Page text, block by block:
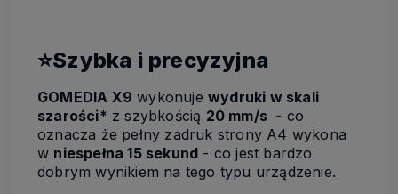
⭐Szybka i precyzyjna
GOMEDIA X9 wykonuje wydruki w skali
szarości* z szybkością 20 mm/s - co
oznacza że pełny zadruk strony A4 wykona
w niespełna 15 sekund - co jest bardzo
dobrym wynikiem na tego typu urządzenie.